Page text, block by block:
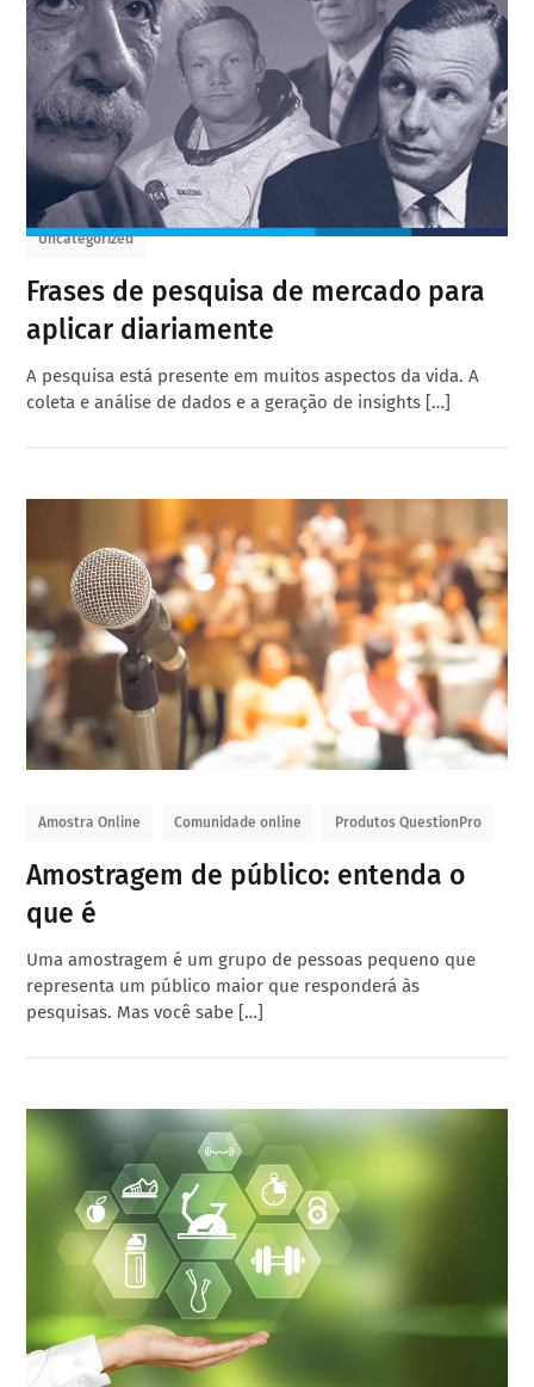
Uncategorized
Frases de pesquisa de mercado para
aplicar diariamente
A pesquisa está presente em muitos aspectos da vida. A
coleta e análise de dados e a geração de insights […]
Amostra Online Comunidade online Produtos QuestionPro
Amostragem de público: entenda o
que é
Uma amostragem é um grupo de pessoas pequeno que
representa um público maior que responderá às
pesquisas. Mas você sabe […]